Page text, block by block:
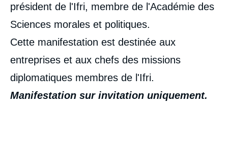
président de l'Ifri, membre de l'Académie des
Sciences morales et politiques.
Cette manifestation est destinée aux
entreprises et aux chefs des missions
diplomatiques membres de l'Ifri.
Manifestation sur invitation uniquement.